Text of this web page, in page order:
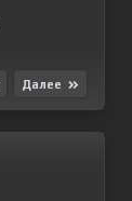
Далее